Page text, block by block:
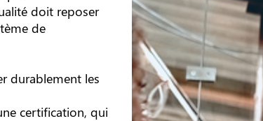
doit reposer
de
durablement les
certification, qui